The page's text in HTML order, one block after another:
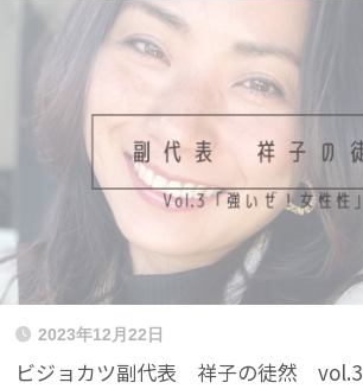
2023年12月22日
ビジョカツ副代表 祥子の徒然 vol.3